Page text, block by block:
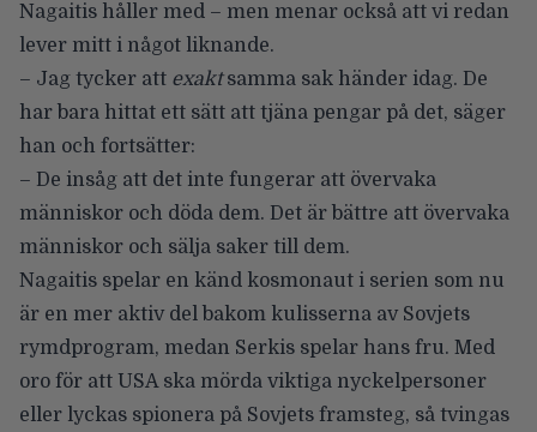
Nagaitis håller med – men menar också att vi redan
lever mitt i något liknande.
– Jag tycker att exaktsamma sak händer idag. De
har bara hittat ett sätt att tjäna pengar på det, säger
han och fortsätter:
– De insåg att det inte fungerar att övervaka
människor och döda dem. Det är bättre att övervaka
människor och sälja saker till dem.
Nagaitis spelar en känd kosmonaut i serien som nu
är en mer aktiv del bakom kulisserna av Sovjets
rymdprogram, medan Serkis spelar hans fru. Med
oro för att USA ska mörda viktiga nyckelpersoner
eller lyckas spionera på Sovjets framsteg, så tvingas